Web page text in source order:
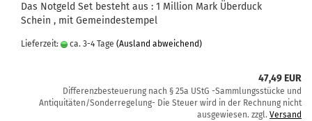
Das Notgeld Set besteht aus : 1 Million Mark Überduck
Schein , mit Gemeindestempel
Lieferzeit: ca. 3-4 Tage (Ausland abweichend)
47,49 EUR
Differenzbesteuerung nach § 25a UStG -Sammlungsstücke und
Antiquitäten/Sonderregelung- Die Steuer wird in der Rechnung nicht
ausgewiesen. zzgl. Versand